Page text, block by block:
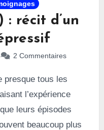
: récit d’un
2 Commentaires
presque tous les
l’expérience
leurs épisodes
beaucoup plus